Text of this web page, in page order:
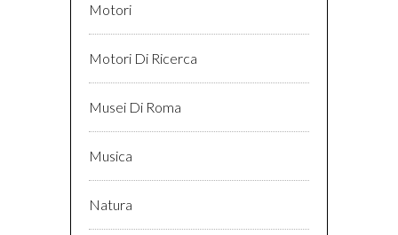
Motori
Motori Di Ricerca
Musei Di Roma
Musica
Natura